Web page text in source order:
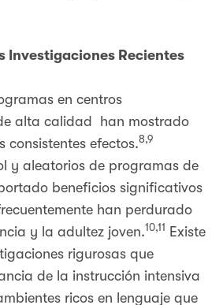
Investigaciones Recientes
en centros
alta calidad han mostrado
consistentes efectos.8,9
y aleatorios de programas de
beneficios significativos
han perdurado
y la adultez joven.10,11
Existe
rigurosas que
de la instrucción intensiva
ricos en lenguaje que